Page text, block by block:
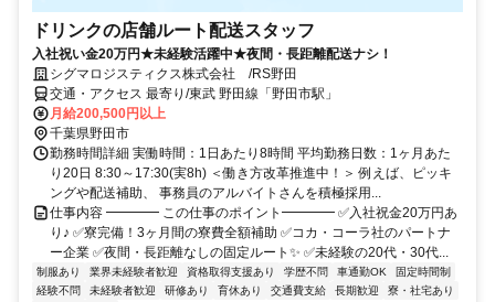
ドリンクの店舗ルート配送スタッフ
入社祝い金20万円★未経験活躍中★夜間・長距離配送ナシ！
シグマロジスティクス株式会社 /RS野田
交通・アクセス 最寄り/東武 野田線「野田市駅」
月給200,500円以上
千葉県野田市
勤務時間詳細 実働時間：1日あたり8時間 平均勤務日数：1ヶ月あた
り20日 8:30～17:30(実8h) ＜働き方改革推進中！＞ 例えば、ピッキ
ングや配送補助、 事務員のアルバイトさんを積極採用...
仕事内容 ━━━━ この仕事のポイント━━━━ ✅入社祝金20万円あ
り♪ ✅寮完備！3ヶ月間の寮費全額補助 ✅コカ・コーラ社のパートナ
ー企業 ✅夜間・長距離なしの固定ルート✨ ✅未経験の20代・30代...
制服あり 業界未経験者歓迎 資格取得支援あり 学歴不問 車通勤OK
固定時間制
経験不問
未経験者歓迎 研修あり 育休あり 交通費支給 長期歓迎
寮・社宅あり